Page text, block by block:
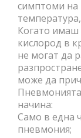
симптоми на
Когато
кислород в
не могат да
може да
начина:
Само в една
пневмония;